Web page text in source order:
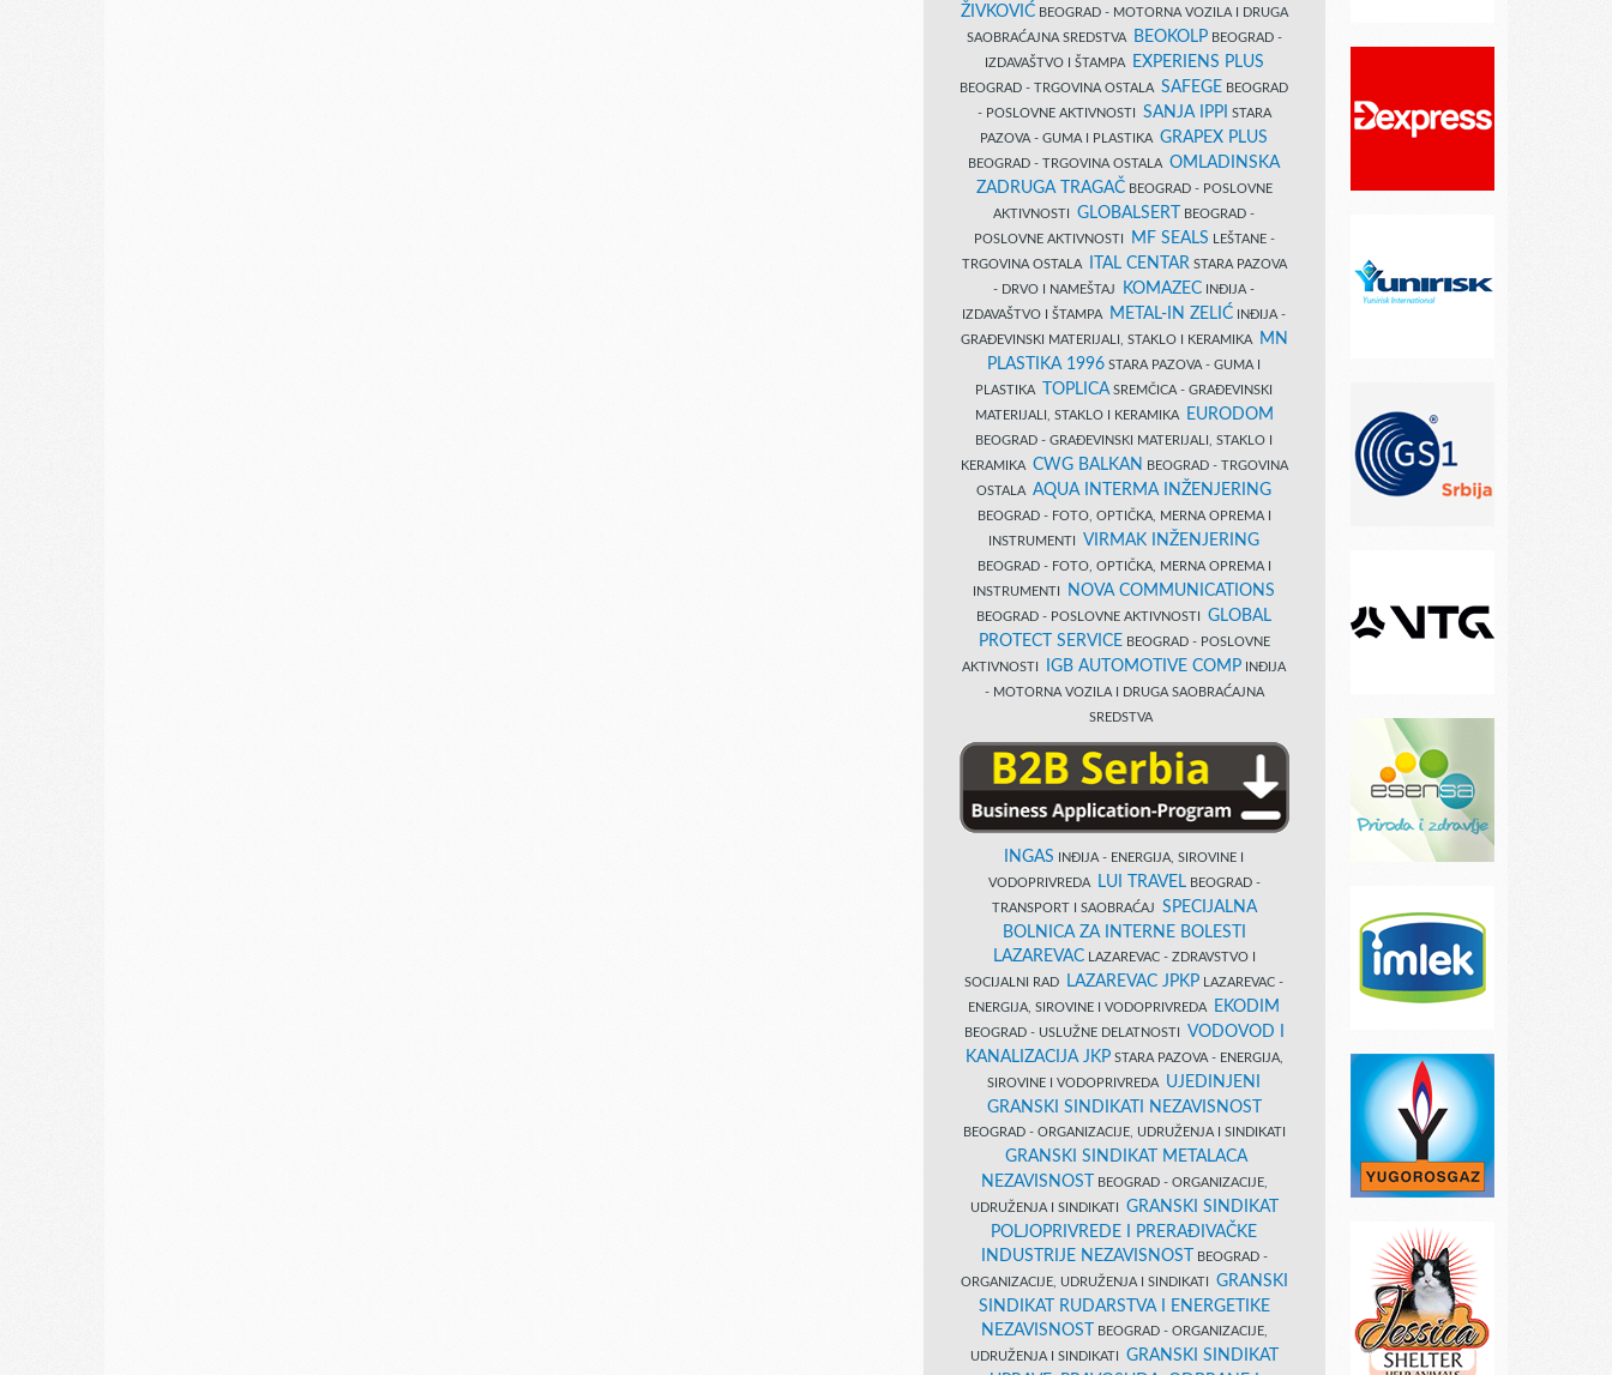
ŽIVKOVIĆBEOGRAD - MOTORNA VOZILA I DRUGA
SAOBRAĆAJNA SREDSTVA
BEOKOLPBEOGRAD -
IZDAVAŠTVO I ŠTAMPA
EXPERIENS PLUS
BEOGRAD - TRGOVINA OSTALA SAFEGE BEOGRAD
- POSLOVNE AKTIVNOSTI SANJA IPPI
STARA
PAZOVA - GUMA I PLASTIKA GRAPEX PLUS
BEOGRAD - TRGOVINA OSTALA OMLADINSKA
ZADRUGA TRAGAČBEOGRAD - POSLOVNE
AKTIVNOSTI GLOBALSERT
BEOGRAD -
POSLOVNE AKTIVNOSTI
MF SEALS LEŠTANE -
TRGOVINA OSTALA
ITAL CENTAR STARA PAZOVA
- DRVO I NAMEŠTAJ
KOMAZEC INĐIJA -
IZDAVAŠTVO I ŠTAMPA
METAL-IN ZELIĆ INĐIJA -
GRAĐEVINSKI MATERIJALI, STAKLO I KERAMIKA
MN
PLASTIKA 1996 STARA PAZOVA - GUMA I
PLASTIKA
TOPLICA SREMČICA - GRAĐEVINSKI
MATERIJALI, STAKLO I KERAMIKA
EURODOM
BEOGRAD - GRAĐEVINSKI MATERIJALI, STAKLO I
KERAMIKA CWG BALKAN
BEOGRAD - TRGOVINA
OSTALA AQUA INTERMA INŽENJERING
BEOGRAD - FOTO, OPTIČKA, MERNA OPREMA I
INSTRUMENTI VIRMAK INŽENJERING
BEOGRAD - FOTO, OPTIČKA, MERNA OPREMA I
INSTRUMENTI
NOVA COMMUNICATIONS
BEOGRAD - POSLOVNE AKTIVNOSTI GLOBAL
PROTECT SERVICE BEOGRAD - POSLOVNE
AKTIVNOSTI
IGB AUTOMOTIVE COMP INĐIJA
- MOTORNA VOZILA I DRUGA SAOBRAĆAJNA
SREDSTVA
INGAS INĐIJA - ENERGIJA, SIROVINE I
VODOPRIVREDA
LUI TRAVELBEOGRAD -
TRANSPORT I SAOBRAĆAJ SPECIJALNA
BOLNICA ZA INTERNE BOLESTI
LAZAREVACLAZAREVAC - ZDRAVSTVO I
SOCIJALNI RAD
LAZAREVAC JPKP LAZAREVAC -
ENERGIJA, SIROVINE I VODOPRIVREDA
EKODIM
BEOGRAD - USLUŽNE DELATNOSTI VODOVOD I
KANALIZACIJA JKPSTARA PAZOVA - ENERGIJA,
SIROVINE I VODOPRIVREDA UJEDINJENI
GRANSKI SINDIKATI NEZAVISNOST
BEOGRAD - ORGANIZACIJE, UDRUŽENJA I SINDIKATI
GRANSKI SINDIKAT METALACA
NEZAVISNOST
BEOGRAD - ORGANIZACIJE,
UDRUŽENJA I SINDIKATI GRANSKI SINDIKAT
POLJOPRIVREDE I PRERAĐIVAČKE
INDUSTRIJE NEZAVISNOST
BEOGRAD -
ORGANIZACIJE, UDRUŽENJA I SINDIKATI GRANSKI
SINDIKAT RUDARSTVA I ENERGETIKE
NEZAVISNOST
BEOGRAD - ORGANIZACIJE,
UDRUŽENJA I SINDIKATI GRANSKI SINDIKAT